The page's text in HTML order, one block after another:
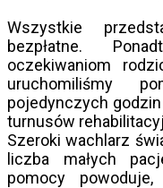
Wszystkie
bezpłatne.
oczekiwaniom
uruchomiliśmy
pojedynczych
turnusów
Szeroki wachlarz
liczba małych
pomocy